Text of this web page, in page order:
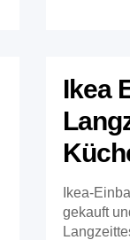
Ikea
Ikea-
gekauft